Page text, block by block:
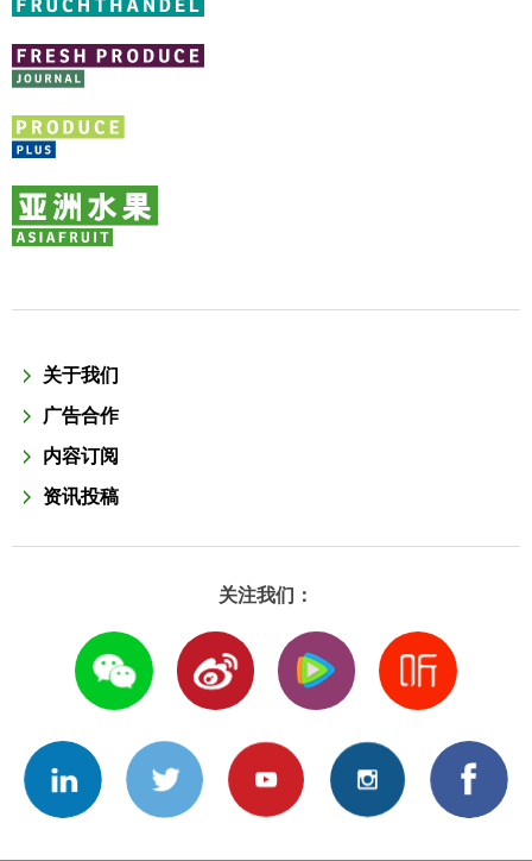
关于我们
广告合作
内容订阅
资讯投稿
关注我们：